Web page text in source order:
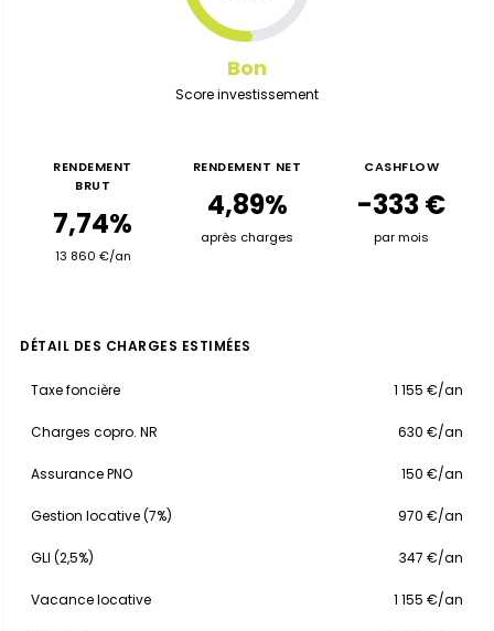
Bon
Score investissement
RENDEMENT
BRUT
7,74%
13 860 €/an
RENDEMENT NET
4,89%
après charges
CASHFLOW
-333 €
par mois
DÉTAIL DES CHARGES ESTIMÉES
Taxe foncière 1 155 €/an
Charges copro. NR 630 €/an
Assurance PNO 150 €/an
Gestion locative (7%) 970 €/an
GLI (2,5%) 347 €/an
Vacance locative 1 155 €/an